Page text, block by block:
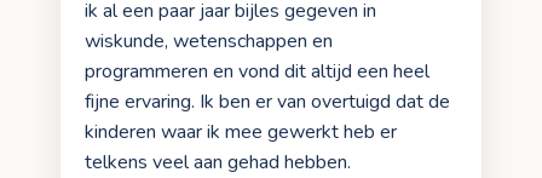
ik al een paar jaar bijles gegeven in
wiskunde, wetenschappen en
programmeren en vond dit altijd een heel
fijne ervaring. Ik ben er van overtuigd dat de
kinderen waar ik mee gewerkt heb er
telkens veel aan gehad hebben.